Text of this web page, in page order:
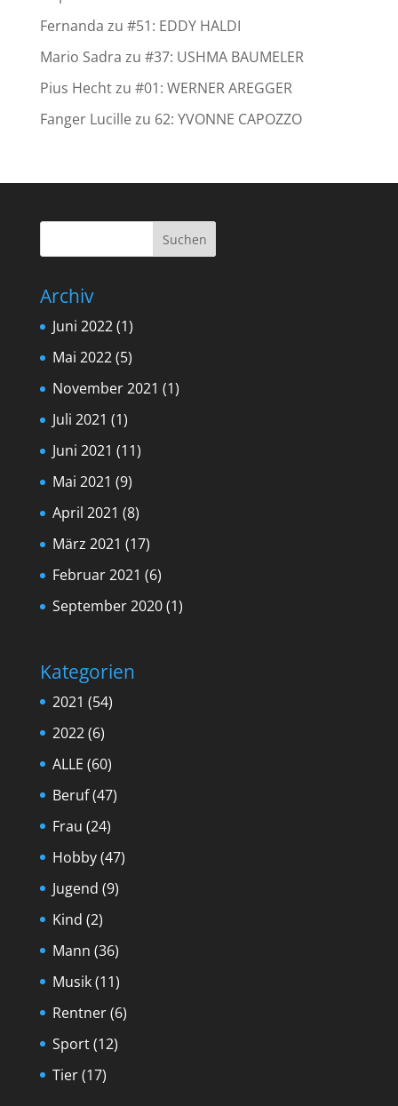
Fernanda zu #51: EDDY HALDI
Mario Sadra zu #37: USHMA BAUMELER
Pius Hechtzu #01: WERNER AREGGER
Fanger Lucillezu 62: YVONNE CAPOZZO
Archiv
Juni 2022(1)
Mai 2022(5)
November 2021 (1)
Juli 2021 (1)
Juni 2021 (11)
Mai 2021 (9)
April 2021 (8)
März 2021 (17)
Februar 2021 (6)
September 2020(1)
Kategorien
2021 (54)
2022(6)
ALLE (60)
Beruf(47)
Frau (24)
Hobby(47)
Jugend (9)
Kind (2)
Mann (36)
Musik(11)
Rentner(6)
Sport(12)
Tier(17)